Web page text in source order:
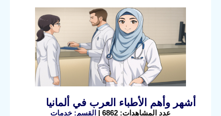
أشهر وأهم الأطباء العرب في ألمانيا
عدد المشاهدات: 6862 | القسم: خدمات